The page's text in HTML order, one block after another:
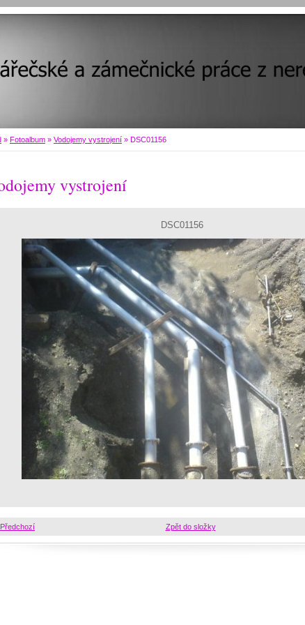
» Fotoalbum » Vodojemy vystrojení » DSC01156
vystrojení
DSC01156
Zpět do složky